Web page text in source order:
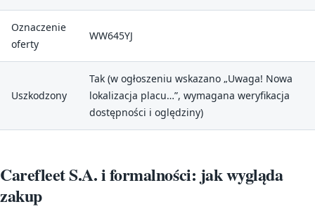
Oznaczenie
oferty
WW645YJ
Uszkodzony
Tak (w ogłoszeniu wskazano „Uwaga! Nowa
lokalizacja placu…”, wymagana weryfikacja
dostępności i oględziny)
Carefleet S.A. i formalności: jak wygląda
zakup